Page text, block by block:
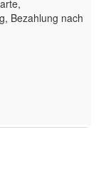
Bezahlung nach